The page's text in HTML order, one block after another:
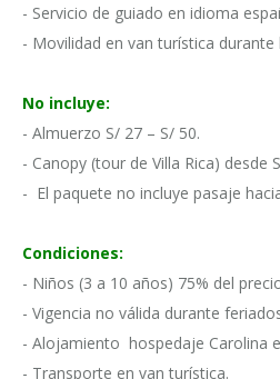
- Servicio de guiado en idioma
- Movilidad en van turística durante
No incluye:
- Almuerzo S/ 27 – S/ 50.
- Canopy (tour de Villa Rica) desde
- El paquete no incluye pasaje
Condiciones:
- Niños (3 a 10 años) 75% del
- Vigencia no válida durante
- Alojamiento hospedaje Carolina
- Transporte en van turística.